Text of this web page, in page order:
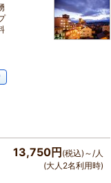
13,750円 (税込)～/人
(大人2名利用時)